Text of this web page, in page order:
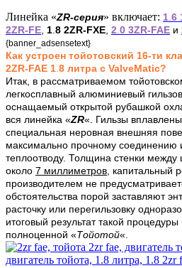
Линейка «ZR-серия» включает: 1 6
2ZR‑FE 1 8 2ZR‑FXE 2 0 3ZR‑FAE и
{banner_adsensetext}
Как устроен тойотовский 16-ти
2ZR-FAE 1 8 литра с ValveMatic?
Итак, в рассматриваемом
легкосплавный алюминиевый
оснащаемый открытой рубашкой
вся линейка «ZR«. Гильзы
специальная неровная внешняя
максимально прочному соединению
теплоотводу. Толщина стенки между
около 7 миллиметров , капитальный
производителем не
обстоятельства порой заставляют
расточку или перегильзовку
итоговый результат такой
полноценной «Тойотой«.